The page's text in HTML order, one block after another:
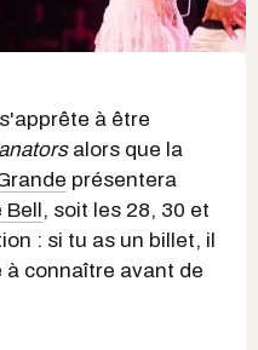
à être
alors que la
présentera
Bell, soit les 28, 30 et
: si tu as un billet, il
connaître avant de